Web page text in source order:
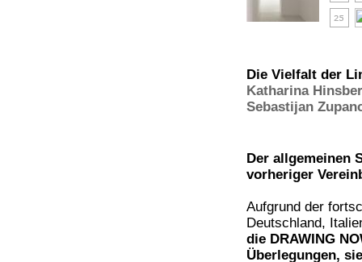
Die Vielfalt der
Katharina
Sebastijan
Der allgemeinen
vorheriger
Aufgrund der
Deutschland,
die DRAWING
Überlegungen,